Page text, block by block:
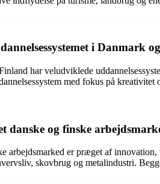
i Danmark
har veludviklede
med fokus på
danske og finske
arbejdsmarked er præget af
skovbrug og metalindustri.